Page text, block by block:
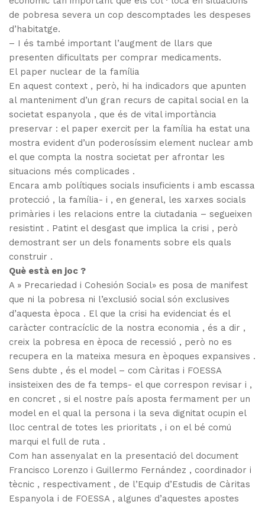
de pobresa severa un cop descomptades les despeses
d’habitatge.
– I és també important l’augment de llars que
presenten dificultats per comprar medicaments.
El paper nuclear de la família
En aquest context , però, hi ha indicadors que apunten
al manteniment d’un gran recurs de capital social en la
societat espanyola , que és de vital importància
preservar : el paper exercit per la família ha estat una
mostra evident d’un poderosíssim element nuclear amb
el que compta la nostra societat per afrontar les
situacions més complicades .
Encara amb polítiques socials insuficients i amb escassa
protecció , la família- i , en general, les xarxes socials
primàries i les relacions entre la ciutadania – segueixen
resistint . Patint el desgast que implica la crisi , però
demostrant ser un dels fonaments sobre els quals
construir .
Què està en joc ?
A » Precariedad i Cohesión Social» es posa de manifest
que ni la pobresa ni l’exclusió social són exclusives
d’aquesta època . El que la crisi ha evidenciat és el
caràcter contracíclic de la nostra economia , és a dir ,
creix la pobresa en època de recessió , però no es
recupera en la mateixa mesura en èpoques expansives .
Sens dubte , és el model – com Càritas i FOESSA
insisteixen des de fa temps- el que correspon revisar i ,
en concret , si el nostre país aposta fermament per un
model en el qual la persona i la seva dignitat ocupin el
lloc central de totes les prioritats , i on el bé comú
marqui el full de ruta .
Com han assenyalat en la presentació del document
Francisco Lorenzo i Guillermo Fernández , coordinador i
tècnic , respectivament , de l’Equip d’Estudis de Càritas
Espanyola i de FOESSA , algunes d’aquestes apostes